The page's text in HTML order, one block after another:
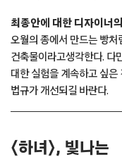
최종안에 대한 디자이너
오월의 종에서 만드는 빵처
건축물이라고생각한다. 다
대한 실험을 계속하고 싶
법규가 개선되길 바란다.
〈하녀〉, 빛나는